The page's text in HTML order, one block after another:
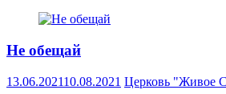
Не обещай
13.06.202110.08.2021 Церковь "Живое